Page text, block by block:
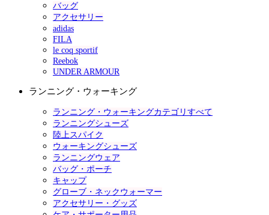
バッグ
アクセサリー
adidas
FILA
le coq sportif
Reebok
UNDER ARMOUR
ランニング・ウォーキング
ランニング・ウォーキングカテゴリすべて
ランニングシューズ
陸上スパイク
ウォーキングシューズ
ランニングウェア
バッグ・ポーチ
キャップ
グローブ・ネックウォーマー
アクセサリー・グッズ